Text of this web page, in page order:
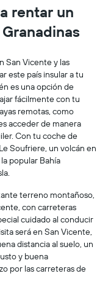
rentar un
San Vicente y las
este país insular a tu
es una opción de
fácilmente con tu
remotas, como
acceder de manera
Con tu coche de
Soufriere, un volcán en
popular Bahía
terreno montañoso,
con carreteras
cuidado al conducir
será en San Vicente,
distancia al suelo, un
y buena
por las carreteras de